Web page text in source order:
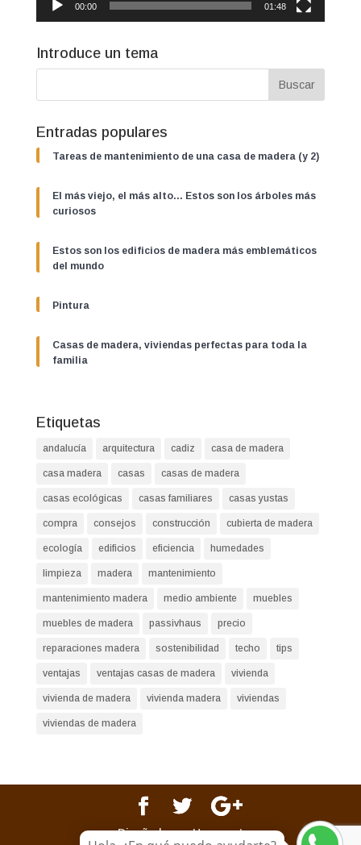
00:00 01:48
Introduce un tema
Entradas populares
Tareas de mantenimiento de una casa de madera (y 2)
El más viejo, el más alto… Estos son los árboles más
curiosos
Estos son los edificios de madera más emblemáticos
del mundo
Pintura
Casas de madera, viviendas perfectas para toda la
familia
Etiquetas
andalucía arquitectura cadiz casa de madera
casa madera casas casas de madera
casas ecológicas casas familiares casas yustas
compra consejos construcción cubierta de madera
ecología edificios eficiencia humedades
limpieza madera mantenimiento
mantenimiento madera medio ambiente muebles
muebles de madera passivhaus precio
reparaciones madera sostenibilidad techo tips
ventajas ventajas casas de madera vivienda
vivienda de madera vivienda madera viviendas
viviendas de madera
Diseñado por Happynet